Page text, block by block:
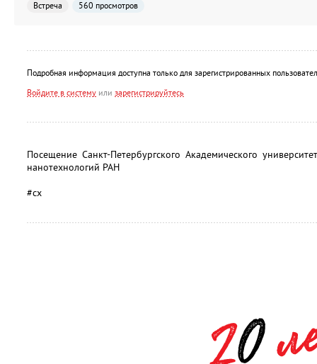
Встреча 560 просмотров
Подробная информация доступна только для зарегистрированных
Войдите в систему или зарегистрируйтесь
Посещение Санкт-Петербургского Академического
нанотехнологий РАН
#сх